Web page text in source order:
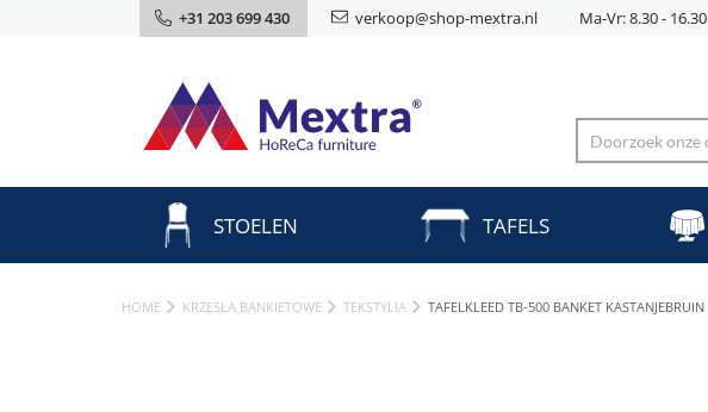
+31 203 699 430 verkoop@shop-mextra.nl Ma-Vr: 8.30 - 16.30
STOELEN TAFELS
HOME KRZESŁA BANKIETOWE TEKSTYLIA TAFELKLEED TB-500 BANKET KASTANJEBRUIN